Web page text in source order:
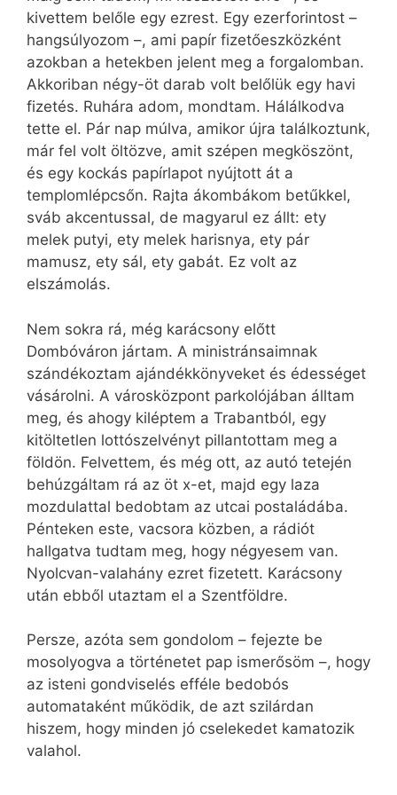
kivettem belőle egy ezrest. Egy ezerforintost –
hangsúlyozom –, ami papír fizetőeszközként
azokban a hetekben jelent meg a forgalomban.
Akkoriban négy-öt darab volt belőlük egy havi
fizetés. Ruhára adom, mondtam. Hálálkodva
tette el. Pár nap múlva, amikor újra találkoztunk,
már fel volt öltözve, amit szépen megköszönt,
és egy kockás papírlapot nyújtott át a
templomlépcsőn. Rajta ákombákom betűkkel,
sváb akcentussal, de magyarul ez állt: ety
melek putyi, ety melek harisnya, ety pár
mamusz, ety sál, ety gabát. Ez volt az
elszámolás.
Nem sokra rá, még karácsony előtt
Dombóváron jártam. A ministránsaimnak
szándékoztam ajándékkönyveket és édességet
vásárolni. A városközpont parkolójában álltam
meg, és ahogy kiléptem a Trabantból, egy
kitöltetlen lottószelvényt pillantottam meg a
földön. Felvettem, és még ott, az autó tetején
behúzgáltam rá az öt x-et, majd egy laza
mozdulattal bedobtam az utcai postaládába.
Pénteken este, vacsora közben, a rádiót
hallgatva tudtam meg, hogy négyesem van.
Nyolcvan-valahány ezret fizetett. Karácsony
után ebből utaztam el a Szentföldre.
Persze, azóta sem gondolom – fejezte be
mosolyogva a történetet pap ismerősöm –, hogy
az isteni gondviselés efféle bedobós
automataként működik, de azt szilárdan
hiszem, hogy minden jó cselekedet kamatozik
valahol.